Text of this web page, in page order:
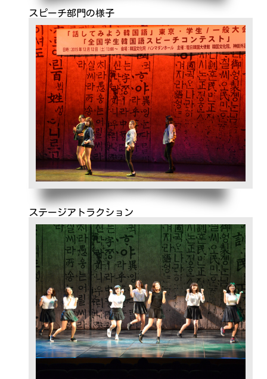
スピーチ部門の様子
ステージアトラクション